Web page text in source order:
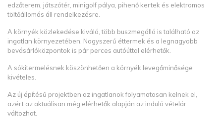
edzőterem, játszótér, minigolf pálya, pihenő kertek és elektromos
töltőállomás áll rendelkezésre.
A környék közlekedése kiváló, több buszmegálló is található az
ingatlan környezetében. Nagyszerű éttermek és a legnagyobb
bevásárlóközpontok is pár perces autóúttal elérhetők.
A sókitermelésnek köszönhetően a környék levegőminősége
kivételes.
Az új építésű projektben az ingatlanok folyamatosan kelnek el,
azért az aktuálisan még elérhetők alapján az induló vételár
változhat.